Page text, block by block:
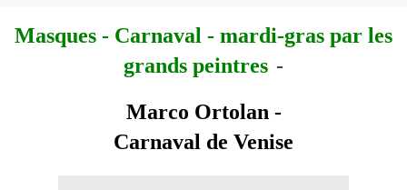
Masques - Carnaval - mardi-gras par les
grands peintres -
Marco Ortolan -
Carnaval de Venise